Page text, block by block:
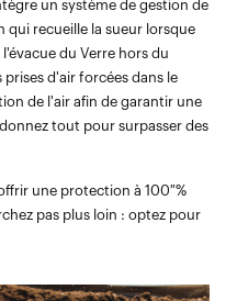
un système de gestion de
qui recueille la sueur lorsque
du Verre hors du
prises d'air forcées dans le
de l'air afin de garantir une
tout pour surpasser des
une protection à 100 %
pas plus loin : optez pour